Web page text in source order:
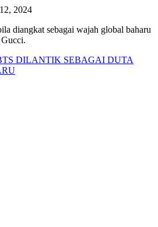
2024
diangkat sebagai wajah global baharu
DILANTIK SEBAGAI DUTA